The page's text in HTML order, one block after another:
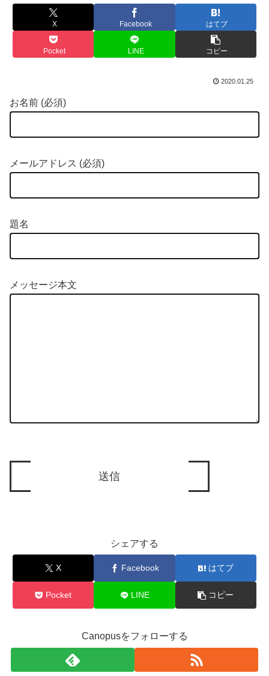
X Facebook はてブ
Pocket LINE コピー
2020.01.25
お名前 (必須)
メールアドレス (必須)
題名
メッセージ本文
シェアする
X Facebook はてブ
Pocket LINE コピー
Canopusをフォローする